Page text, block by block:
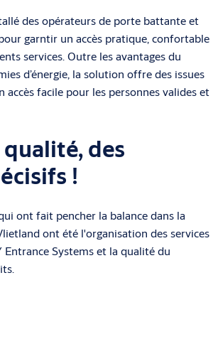
des opérateurs de porte battante et
garntir un accès pratique, confortable
services. Outre les avantages du
d’énergie, la solution offre des issues
accès facile pour les personnes valides et
des
!
ont fait pencher la balance dans la
ont été l'organisation des services
Entrance Systems et la qualité du